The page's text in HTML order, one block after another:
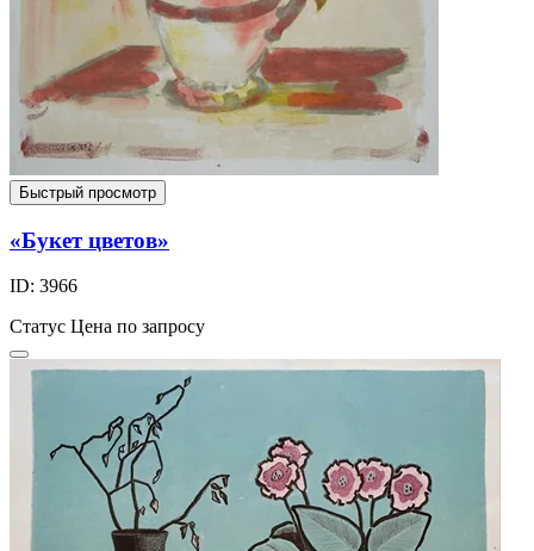
Быстрый просмотр
«Букет цветов»
ID: 3966
Статус Цена по запросу